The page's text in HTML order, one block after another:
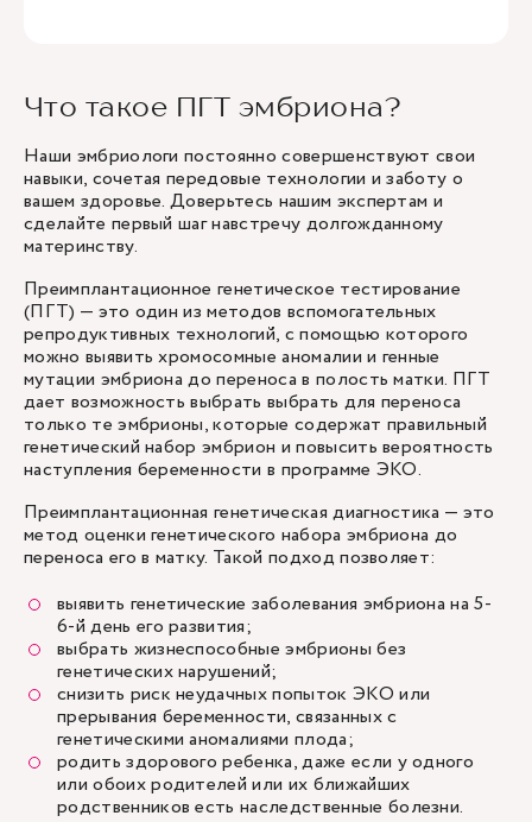
Что такое ПГТ эмбриона?
Наши эмбриологи постоянно совершенствуют свои
навыки, сочетая передовые технологии и заботу о
вашем здоровье. Доверьтесь нашим экспертам и
сделайте первый шаг навстречу долгожданному
материнству.
Преимплантационное генетическое тестирование
(ПГТ) — это один из методов вспомогательных
репродуктивных технологий, с помощью которого
можно выявить хромосомные аномалии и генные
мутации эмбриона до переноса в полость матки. ПГТ
дает возможность выбрать выбрать для переноса
только те эмбрионы, которые содержат правильный
генетический набор эмбрион и повысить вероятность
наступления беременности в программе ЭКО.
Преимплантационная генетическая диагностика — это
метод оценки генетического набора эмбриона до
переноса его в матку. Такой подход позволяет:
выявить генетические заболевания эмбриона на 5-
6-й день его развития;
выбрать жизнеспособные эмбрионы без
генетических нарушений;
снизить риск неудачных попыток ЭКО или
прерывания беременности, связанных с
генетическими аномалиями плода;
родить здорового ребенка, даже если у одного
или обоих родителей или их ближайших
родственников есть наследственные болезни.